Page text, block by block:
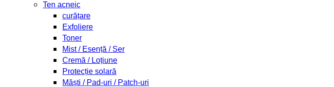
Ten acneic
curățare
Exfoliere
Toner
Mist / Esență / Ser
Cremă / Loțiune
Protecție solară
Măști / Pad-uri / Patch-uri